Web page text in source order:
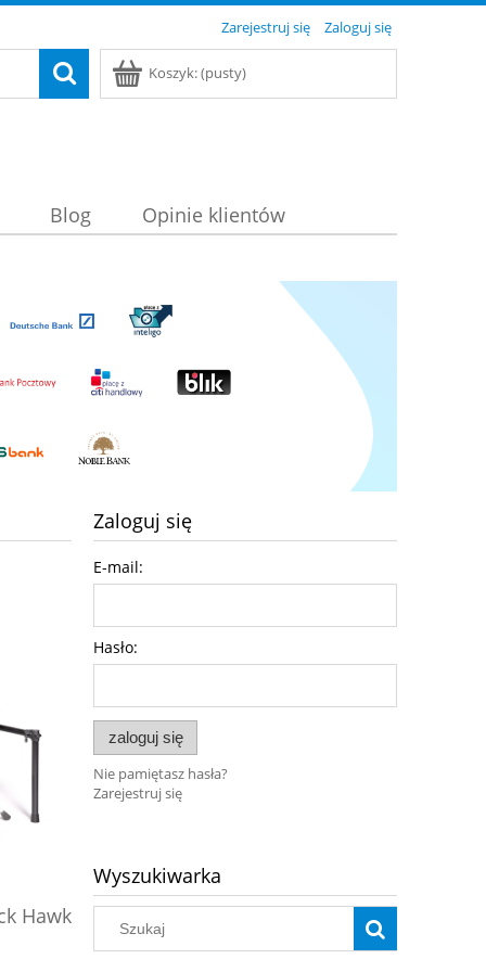
Zarejestruj się Zaloguj się
Koszyk:(pusty)
Blog Opinie klientów
Hawk
Pianino cyfrowe Black Hawk
Zaloguj się
E-mail:
Hasło:
zaloguj się
Nie pamiętasz hasła?
Zarejestruj się
Wyszukiwarka